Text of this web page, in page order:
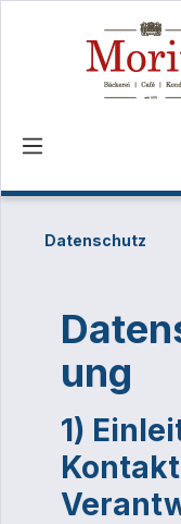
Datenschutz
ung
1)